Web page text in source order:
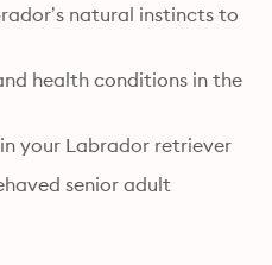
natural instincts to
health conditions in the
your Labrador retriever
senior adult